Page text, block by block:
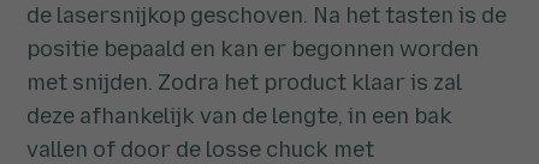
de lasersnijkop geschoven. Na het tasten is de
positie bepaald en kan er begonnen worden
met snijden. Zodra het product klaar is zal
deze afhankelijk van de lengte, in een bak
vallen of door de losse chuck met